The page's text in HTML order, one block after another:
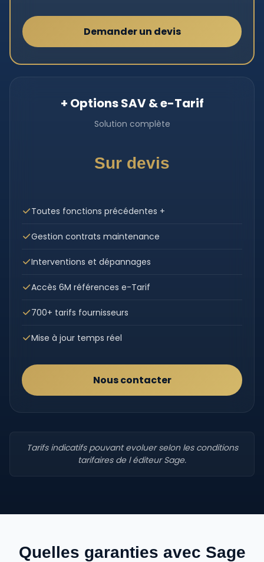
Demander un devis
+ Options SAV & e-Tarif
Solution complète
Sur devis
Toutes fonctions précédentes +
Gestion contrats maintenance
Interventions et dépannages
Accès 6M références e-Tarif
700+ tarifs fournisseurs
Mise à jour temps réel
Nous contacter
Tarifs indicatifs pouvant evoluer selon les conditions
tarifaires de l éditeur Sage.
Quelles garanties avec Sage